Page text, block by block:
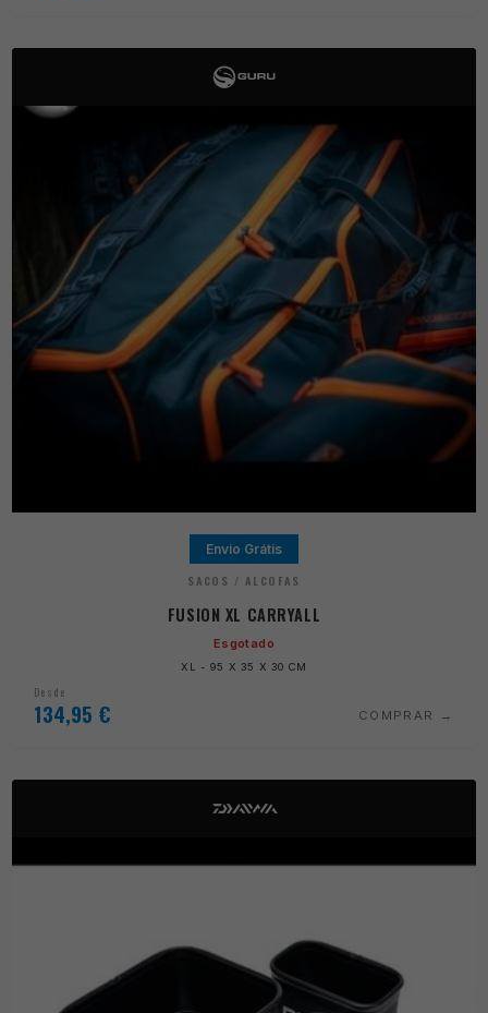
Envio Grátis
SACOS / ALCOFAS
FUSION XL CARRYALL
Esgotado
XL - 95 X 35 X 30 CM
Desde
134,95 € COMPRAR